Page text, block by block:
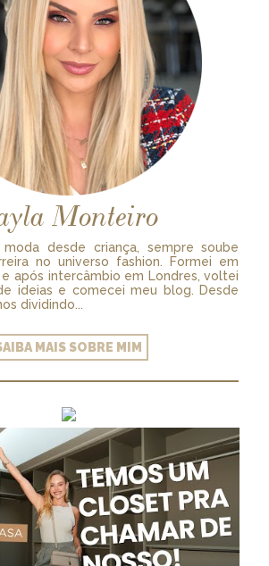
Monteiro
moda desde criança, sempre soube
no universo fashion. Formei em
e após intercâmbio em Londres, voltei
ideias e comecei meu blog. Desde
dividindo...
MAIS SOBRE MIM